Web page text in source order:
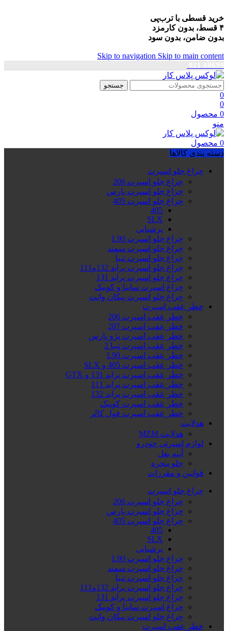
خرید قسطی با ترب‌پی
۴ قسط، بدون کارمزد
بدون ضامن، بدون سود
Skip to navigation Skip to main content
جستجو
0
0
0 محصول
منو
0 محصول
دسته بندی کالاها
چراغ جلو اسپرت
چراغ جلو اسپرت 206
چراغ جلو اسپرت پارس
چراغ جلو اسپرت 405
405
SLX
پرشیایی
چراغ جلو اسپرت L90
چراغ جلو اسپرت سمند
چراغ جلو اسپرت تیبا
چراغ جلو اسپرت پراید 132و111
چراغ جلو اسپرت پراید 131
چراغ اسپرت ساینا و کوییک
چراغ جلو اسپرت پیکان وانت
خطر عقب اسپرت
خطر عقب اسپرت 206
خطر عقب اسپرت 207
خطر عقب اسپرت پژو پارس
خطر عقب اسپرت تیبا 2
خطر عقب اسپرت L90
خطر عقب اسپرت 405 و SLX
خطر عقب اسپرت پراید 131 و GTX
خطر عقب اسپرت پراید 111
خطر عقب اسپرت پراید 132
خطر عقب اسپرت کوییک
خطر عقب اسپرت فول کالر
هدلایت
هدلایت MZM
لوازم اسپرتی خودرو
آینه بغل
جلو پنجره
قوانین و مقررات
چراغ جلو اسپرت
چراغ جلو اسپرت 206
چراغ جلو اسپرت پارس
چراغ جلو اسپرت 405
405
SLX
پرشیایی
چراغ جلو اسپرت L90
چراغ جلو اسپرت سمند
چراغ جلو اسپرت تیبا
چراغ جلو اسپرت پراید 132و111
چراغ جلو اسپرت پراید 131
چراغ اسپرت ساینا و کوییک
چراغ جلو اسپرت پیکان وانت
خطر عقب اسپرت